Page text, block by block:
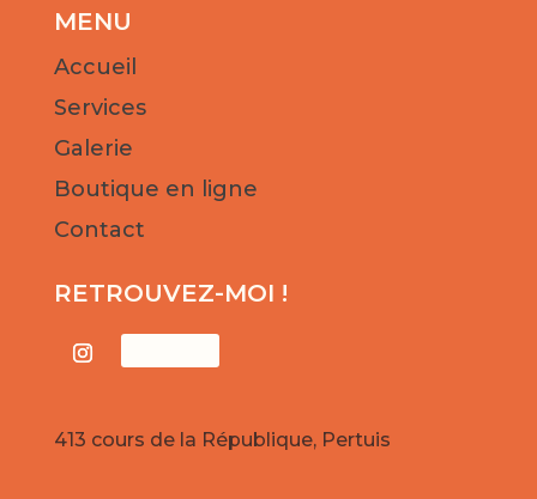
MENU
Accueil
Services
Galerie
Boutique en ligne
Contact
RETROUVEZ-MOI !
413 cours de la République, Pertuis